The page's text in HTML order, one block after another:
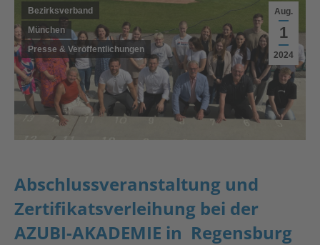
Aug.
1
2024
Bezirksverband
München
Presse & Veröffentlichungen
Abschlussveranstaltung und
Zertifikatsverleihung bei der
AZUBI-AKADEMIE in Regensburg